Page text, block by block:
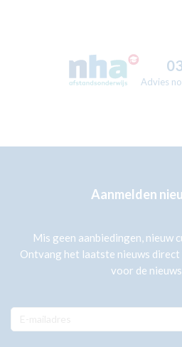
Advies
Aanmelden
Mis geen aanbiedingen, nieuw
Ontvang het laatste nieuws direct
voor de